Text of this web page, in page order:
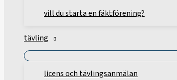
vill du starta en fäktförening?
tävling
licens och tävlingsanmälan